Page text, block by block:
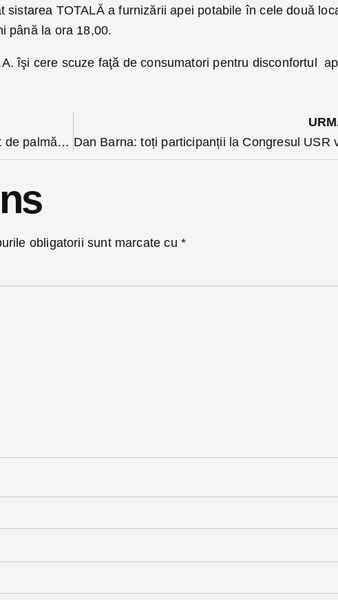
sistarea TOTALĂ a furnizării apei potabile în cele două
până la ora 18,00.
îşi cere scuze faţă de consumatori pentru disconfortul
Ce riscă pasagerul unui taxi căruia i s-a lipit de palmă telefonul uitat de altul
obligatorii sunt marcate cu *